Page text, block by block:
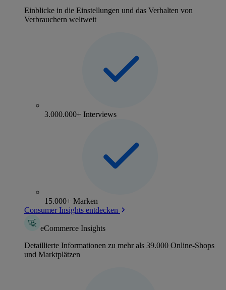
Einblicke in die Einstellungen und das Verhalten von
Verbrauchern weltweit
3.000.000+ Interviews
15.000+ Marken
Consumer Insights entdecken
eCommerce Insights
Detaillierte Informationen zu mehr als 39.000 Online-Shops
und Marktplätzen